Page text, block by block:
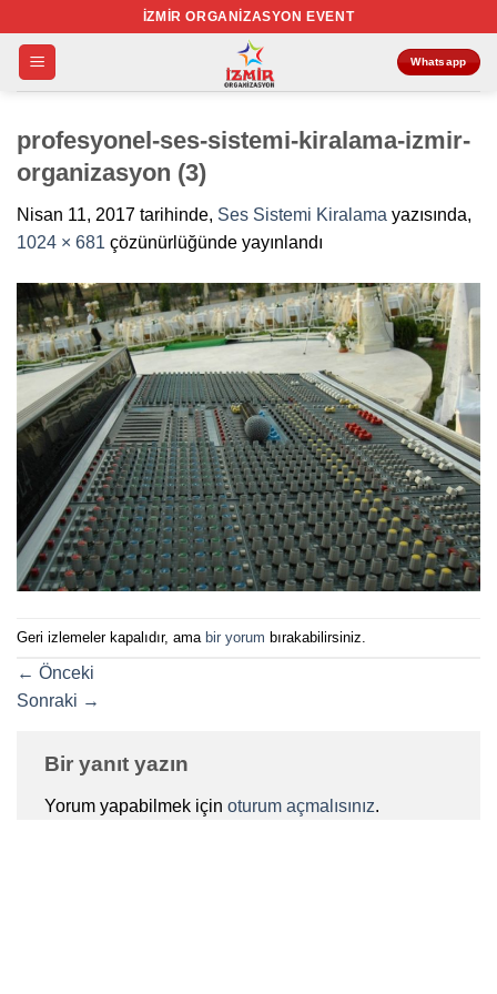
atla
İZMIR ORGANIZASYON EVENT
Whatsapp
profesyonel-ses-sistemi-kiralama-izmir-
organizasyon (3)
Nisan 11, 2017 tarihinde, Ses Sistemi Kiralama yazısında,
1024 × 681 çözünürlüğünde yayınlandı
Geri izlemeler kapalıdır, ama bir yorum bırakabilirsiniz.
← Önceki
Sonraki →
Bir yanıt yazın
Yorum yapabilmek için oturum açmalısınız.